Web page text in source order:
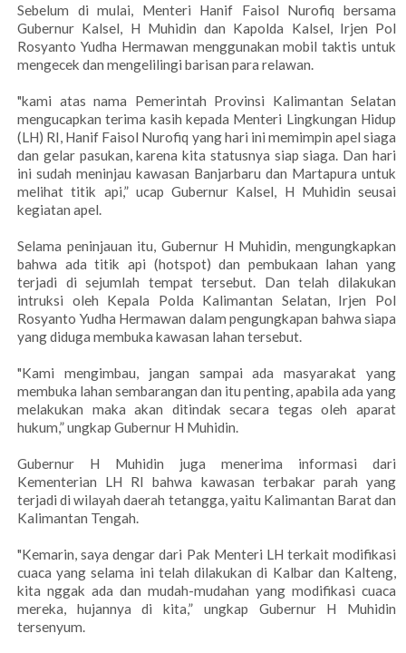
‎Sebelum di mulai, Menteri Hanif Faisol Nurofiq bersama
Gubernur Kalsel, H Muhidin dan Kapolda Kalsel, Irjen Pol
Rosyanto Yudha Hermawan menggunakan mobil taktis untuk
mengecek dan mengelilingi barisan para relawan.
‎"kami atas nama Pemerintah Provinsi Kalimantan Selatan
mengucapkan terima kasih kepada Menteri Lingkungan Hidup
(LH) RI, Hanif Faisol Nurofiq yang hari ini memimpin apel siaga
dan gelar pasukan, karena kita statusnya siap siaga. Dan hari
ini sudah meninjau kawasan Banjarbaru dan Martapura untuk
melihat titik api,” ucap Gubernur Kalsel, H Muhidin seusai
kegiatan apel.
‎Selama peninjauan itu, Gubernur H Muhidin, mengungkapkan
bahwa ada titik api (hotspot) dan pembukaan lahan yang
terjadi di sejumlah tempat tersebut. Dan telah dilakukan
intruksi oleh Kepala Polda Kalimantan Selatan, Irjen Pol
Rosyanto Yudha Hermawan dalam pengungkapan bahwa siapa
yang diduga membuka kawasan lahan tersebut.
‎"Kami mengimbau, jangan sampai ada masyarakat yang
membuka lahan sembarangan dan itu penting, apabila ada yang
melakukan maka akan ditindak secara tegas oleh aparat
hukum,” ungkap Gubernur H Muhidin.
‎Gubernur H Muhidin juga menerima informasi dari
Kementerian LH RI bahwa kawasan terbakar parah yang
terjadi di wilayah daerah tetangga, yaitu Kalimantan Barat dan
Kalimantan Tengah.
‎"Kemarin, saya dengar dari Pak Menteri LH terkait modifikasi
cuaca yang selama ini telah dilakukan di Kalbar dan Kalteng,
kita nggak ada dan mudah-mudahan yang modifikasi cuaca
mereka, hujannya di kita,” ungkap Gubernur H Muhidin
tersenyum.